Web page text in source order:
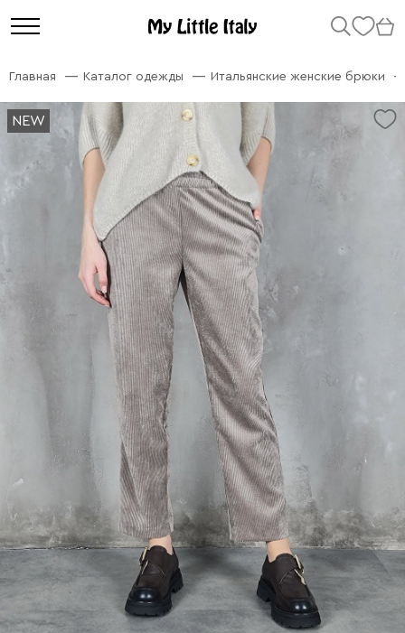
Главная Каталог одежды Итальянские женские брюки
NEW
NEW